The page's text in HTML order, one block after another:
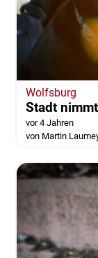
Wolfsburg
Stadt
vor 4 Jahren
von Martin